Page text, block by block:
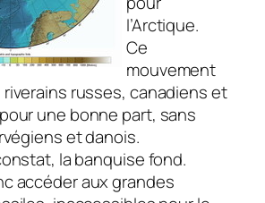
l’Arctique.
Ce
mouvement
russes, canadiens et
une bonne part, sans
et danois.
la banquise fond.
accéder aux grandes